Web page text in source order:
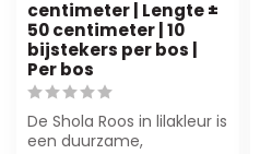
centimeter | Lengte ±
50 centimeter | 10
bijstekers per bos |
Per bos
De Shola Roos in lilakleur is
een duurzame,